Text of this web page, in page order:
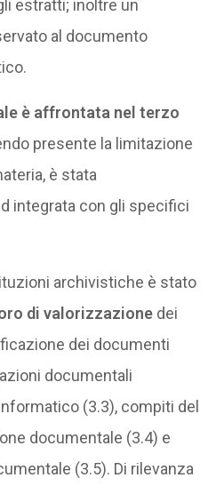
estratti; inoltre un
al documento
è affrontata nel terzo
presente la limitazione
è stata
integrata con gli specifici
archivistiche è stato
di valorizzazionedei
dei documenti
documentali
(3.3), compiti del
documentale (3.4) e
(3.5). Di rilevanza